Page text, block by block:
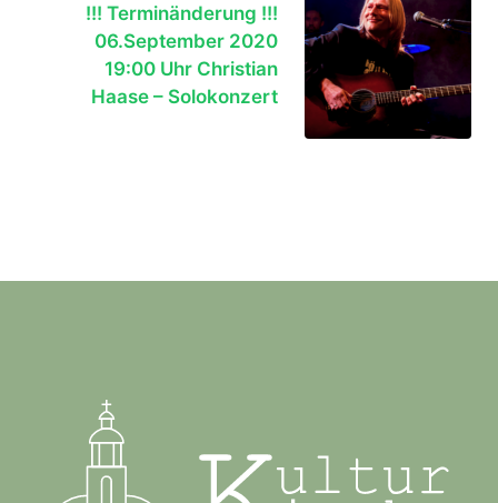
!!! Terminänderung !!!
06.September 2020
19:00 Uhr Christian
Haase – Solokonzert